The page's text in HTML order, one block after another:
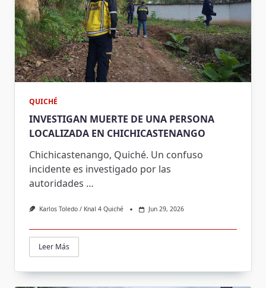
QUICHÉ
INVESTIGAN MUERTE DE UNA PERSONA
LOCALIZADA EN CHICHICASTENANGO
Chichicastenango, Quiché. Un confuso
incidente es investigado por las
autoridades …
Karlos Toledo / Knal 4 Quiché Jun 29, 2026
Leer Más